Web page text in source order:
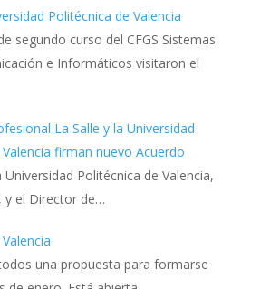
Politécnica de Valencia
segundo curso del CFGS Sistemas
e Informáticos visitaron el
La Salle y la Universidad
firman nuevo Acuerdo
Universidad Politécnica de Valencia,
y el Director de…
una propuesta para formarse